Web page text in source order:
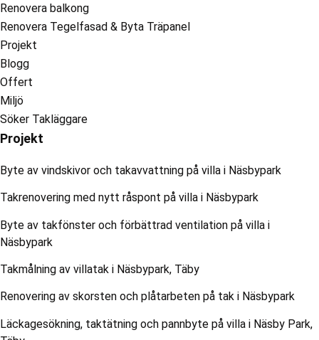
Renovera balkong
Renovera Tegelfasad & Byta Träpanel
Projekt
Blogg
Offert
Miljö
Söker Takläggare
Projekt
Byte av vindskivor och takavvattning på villa i Näsbypark
Takrenovering med nytt råspont på villa i Näsbypark
Byte av takfönster och förbättrad ventilation på villa i
Näsbypark
Takmålning av villatak i Näsbypark, Täby
Renovering av skorsten och plåtarbeten på tak i Näsbypark
Läckagesökning, taktätning och pannbyte på villa i Näsby Park,